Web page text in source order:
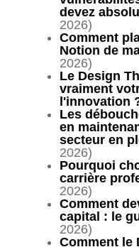
devez
2026)
Comment
Notion de
2026)
Le Design
vraiment
l'innovation
Les
en
secteur en
2026)
Pourquoi
carrière
2026)
Comment
capital : le
2026)
Comment le